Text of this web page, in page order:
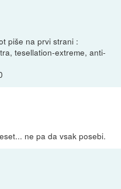
piše na prvi strani :
tesellation-extreme, anti-
ne pa da vsak posebi.